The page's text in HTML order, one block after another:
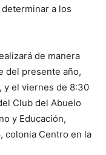
a los
de manera
del presente año,
y el viernes de 8:30
Club del Abuelo
y Educación,
colonia Centro en la